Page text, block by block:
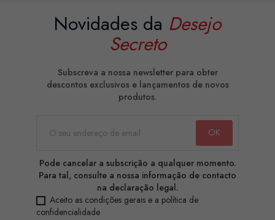
Novidades da Desejo
Secreto
Subscreva a nossa newsletter para obter
descontos exclusivos e lançamentos de novos
produtos.
Pode cancelar a subscrição a qualquer momento.
Para tal, consulte a nossa informação de contacto
na declaração legal.
Aceito as condições gerais e a política de
confidencialidade